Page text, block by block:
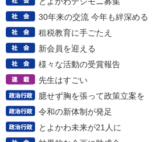
30年来の交流 今年も絆深める
租税教育に手ごたえ
新会員を迎える
様々な活動の受賞報告
先生はすごい
臆せず胸を張って政策立案を
令和の新体制が発足
とよかわ未来が21人に